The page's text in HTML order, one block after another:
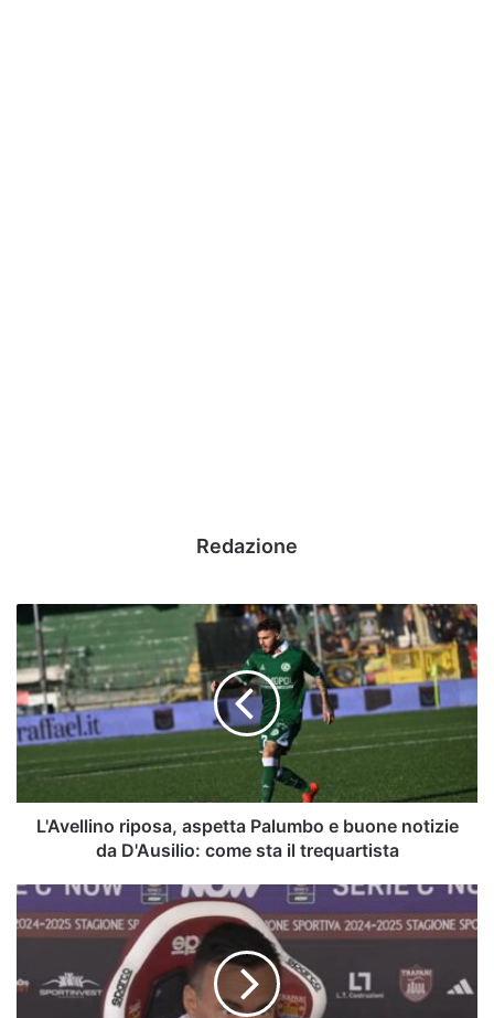
Redazione
L'Avellino
riposa,
aspetta
Palumbo
e
buone
notizie
da
D'Ausilio:
come
trequartista
L'Avellino riposa, aspetta Palumbo e buone notizie
da D'Ausilio: come sta il trequartista
Antonini
senza
limiti:
vieni